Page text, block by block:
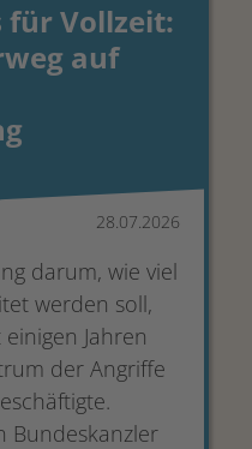
für Vollzeit:
auf
darum, wie viel
werden soll,
Jahren
der Angriffe
Bundeskanzler
28.07.2026